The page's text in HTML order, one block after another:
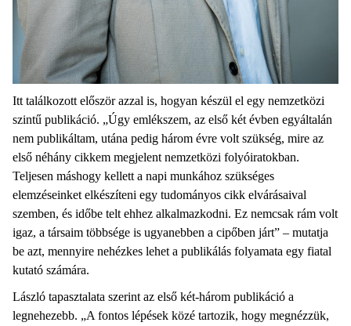
Itt találkozott először azzal is, hogyan készül el egy nemzetközi
szintű publikáció. „Úgy emlékszem, az első két évben egyáltalán
nem publikáltam, utána pedig három évre volt szükség, mire az
első néhány cikkem megjelent nemzetközi folyóiratokban.
Teljesen máshogy kellett a napi munkához szükséges
elemzéseinket elkészíteni egy tudományos cikk elvárásaival
szemben, és időbe telt ehhez alkalmazkodni. Ez nemcsak rám volt
igaz, a társaim többsége is ugyanebben a cipőben járt” – mutatja
be azt, mennyire nehézkes lehet a publikálás folyamata egy fiatal
kutató számára.
László tapasztalata szerint az első két-három publikáció a
legnehezebb. „A fontos lépések közé tartozik, hogy megnézzük,